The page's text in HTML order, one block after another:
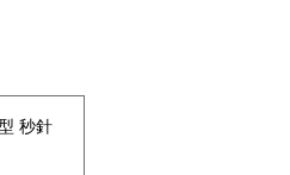
秒針